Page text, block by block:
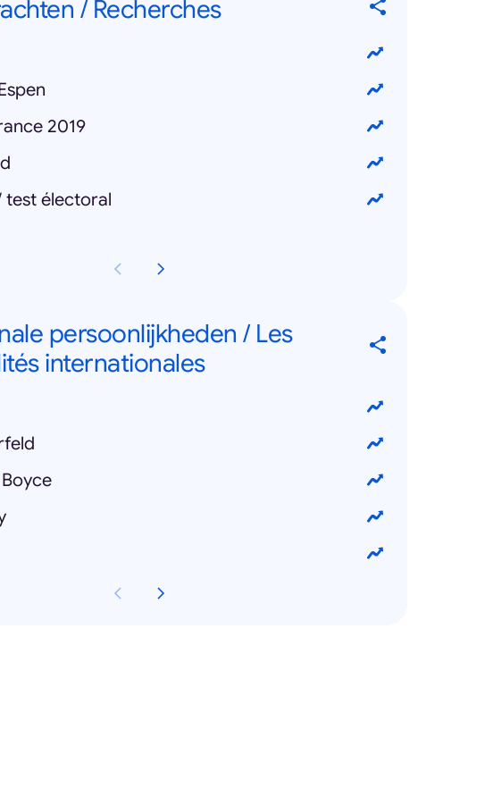
/ Recherches
2019
test électoral
persoonlijkheden / Les
internationales